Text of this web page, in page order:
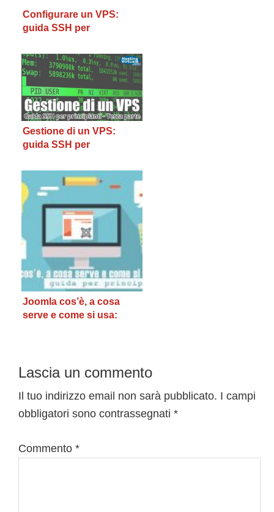
Configurare un VPS:
guida SSH per
parte
Gestione di un VPS:
guida SSH per
Joomla cos’è, a cosa
serve e come si usa:
Interazioni
del
lettore
Lascia un commento
Il tuo indirizzo email non sarà pubblicato. I campi
obbligatori sono contrassegnati *
Commento *